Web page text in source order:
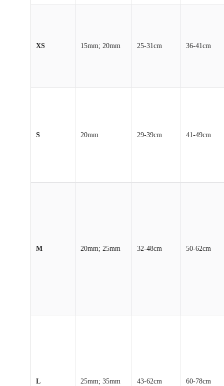
XS 15mm; 20mm 25-31cm 36-41cm
S 20mm 29-39cm 41-49cm
M 20mm; 25mm 32-48cm 50-62cm
L 25mm; 35mm 43-62cm 60-78cm